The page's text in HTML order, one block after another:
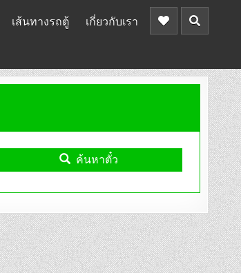
เส้นทางรถตู้ เกี่ยวกับเรา
ค้นหาตั๋ว